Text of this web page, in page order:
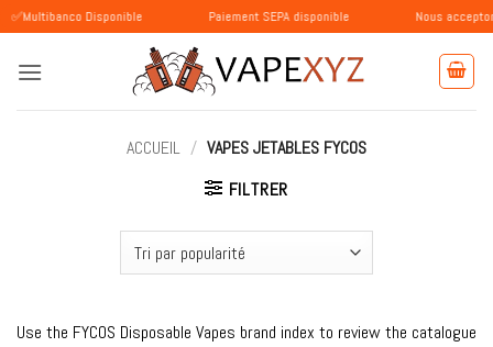
Passer
au
contenu
Disponible Paiement SEPA disponible Nous acceptons les
ACCUEIL / VAPES JETABLES FYCOS
FILTRER
Use the FYCOS Disposable Vapes brand index to review the catalogue